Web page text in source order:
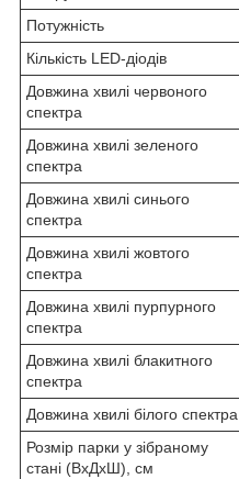
Потужність
Кількість LED-діодів
Довжина хвилі червоного
спектра
Довжина хвилі зеленого
спектра
Довжина хвилі синього
спектра
Довжина хвилі жовтого
спектра
Довжина хвилі пурпурного
спектра
Довжина хвилі блакитного
спектра
Довжина хвилі білого спектра
Розмір парки у зібраному
стані (ВхДхШ), см